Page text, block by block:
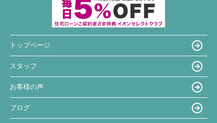
トップページ
スタッフ
お客様の声
ブログ